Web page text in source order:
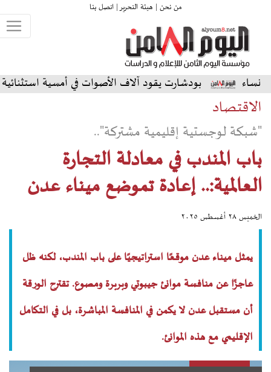
من نحن | هيئة التحرير |اتصل بنا
بودشارت يقود آلاف الأصوات في أمسية استثنائية على المسرح
الاقتصاد
"شبكة لوجستية إقليمية مشتركة"..
باب المندب في معادلة التجارة
العالمية:.. إعادة تموضع ميناء عدن
الخميس ٢٨ أغسطس ٢٠٢٥
يمثل ميناء عدن موقعًا استراتيجيًا على باب المندب، لكنه ظل
عاجزًا عن منافسة موانئ جيبوتي وبربرة ومصوع. تقترح الورقة
أن مستقبل عدن لا يكمن في المنافسة المباشرة، بل في التكامل
الإقليمي مع هذه الموانئ.